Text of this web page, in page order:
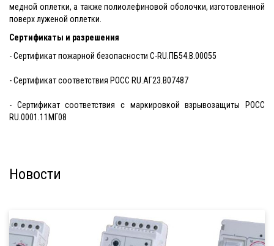
медной оплетки, а также полиолефиновой оболочки, изготовленной
поверх луженой оплетки.
Сертификаты и разрешения
- Сертификат пожарной безопасности C-RU.ПБ54.В.00055
- Сертификат соответствия РОСС RU.АГ23.В07487
- Сертификат соответствия с маркировкой взрывозащиты PОСС
RU.0001.11МГ08
Новости